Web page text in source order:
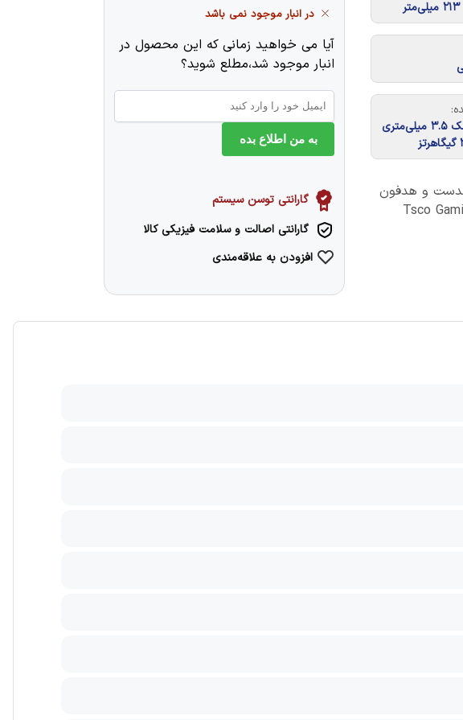
بلوتوث / جک ۳.۵ میلی‌متری
و هدفون
Tsco
در انبار موجود نمی باشد
آیا می خواهید زمانی که این محصول در
انبار موجود شد،مطلع شوید؟
به من اطلاع بده
گارانتی توسن سیستم
گارانتی اصالت و سلامت فیزیکی کالا
افزودن به علاقه‌مندی